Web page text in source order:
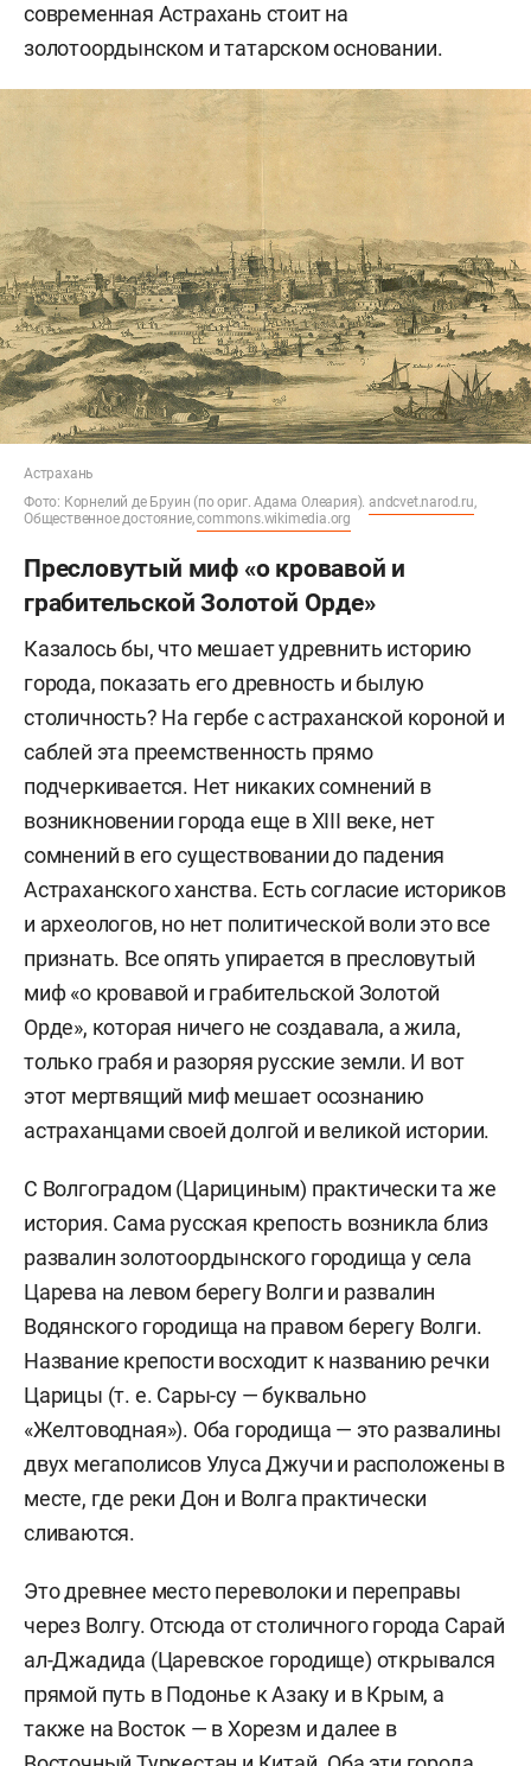
современная Астрахань стоит на
золотоордынском и татарском основании.
Астрахань
Фото: Корнелий де Бруин (по ориг. Адама Олеария). andcvet.narod.ru,
Общественное достояние,commons.wikimedia.org
Пресловутый миф «о кровавой и
грабительской Золотой Орде»
Казалось бы, что мешает удревнить историю
города, показать его древность и былую
столичность? На гербе с астраханской короной и
саблей эта преемственность прямо
подчеркивается. Нет никаких сомнений в
возникновении города еще в XIII веке, нет
сомнений в его существовании до падения
Астраханского ханства. Есть согласие историков
и археологов, но нет политической воли это все
признать. Все опять упирается в пресловутый
миф «о кровавой и грабительской Золотой
Орде», которая ничего не создавала, а жила,
только грабя и разоряя русские земли. И вот
этот мертвящий миф мешает осознанию
астраханцами своей долгой и великой истории.
С Волгоградом (Царициным) практически та же
история. Сама русская крепость возникла близ
развалин золотоордынского городища у села
Царева на левом берегу Волги и развалин
Водянского городища на правом берегу Волги.
Название крепости восходит к названию речки
Царицы (т. е. Сары-су — буквально
«Желтоводная»). Оба городища — это развалины
двух мегаполисов Улуса Джучи и расположены в
месте, где реки Дон и Волга практически
сливаются.
Это древнее место переволоки и переправы
через Волгу. Отсюда от столичного города Сарай
ал-Джадида (Царевское городище) открывался
прямой путь в Подонье к Азаку и в Крым, а
также на Восток — в Хорезм и далее в